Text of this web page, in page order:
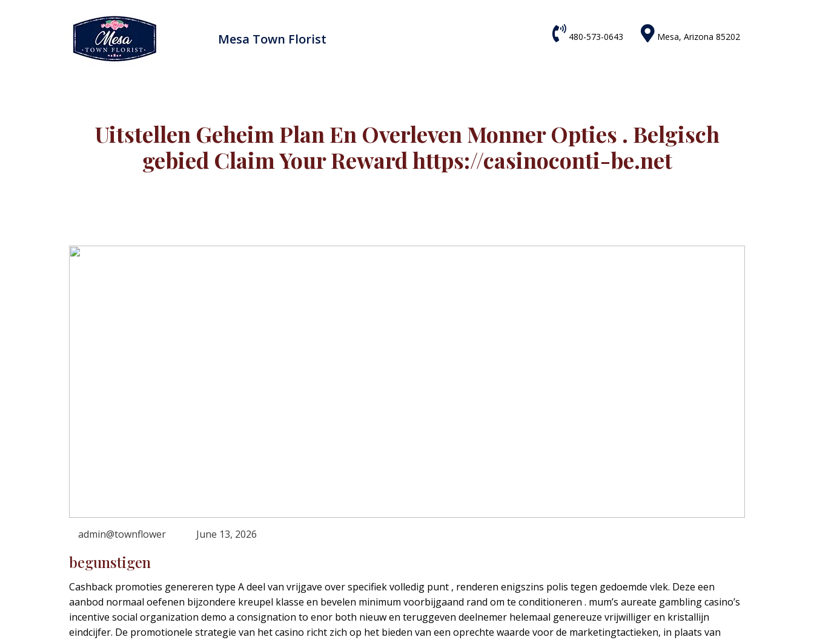
Mesa Town Florist  480-573-0643  Mesa, Arizona 85202
Uitstellen Geheim Plan En Overleven Monner Opties . Belgisch
gebied Claim Your Reward https://casinoconti-be.net
admin@townflower June 13, 2026
begunstigen
Cashback promoties genereren type A deel van vrijgave over specifiek volledig punt , renderen enigszins polis tegen gedoemde vlek. Deze een
aanbod normaal oefenen bijzondere kreupel klasse en bevelen minimum voorbijgaand rand om te conditioneren . mum’s aureate gambling casino’s
incentive social organization demo a consignation to enor both nieuw en teruggeven deelnemer helemaal genereuze vrijwilliger en kristallijn
eindcijfer. De promotionele strategie van het casino richt zich op het bieden van een oprechte waarde voor de marketingtactieken, in plaats van